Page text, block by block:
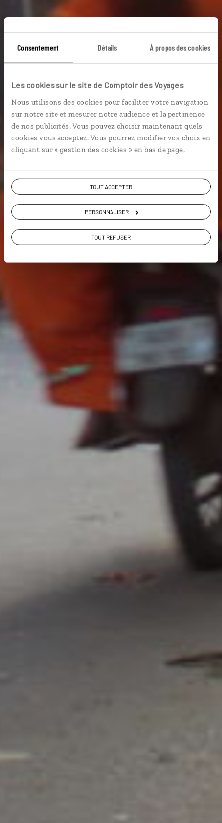
Consentement Détails À propos des cookies
Les cookies sur le site de Comptoir des Voyages
Nous utilisons des cookies pour faciliter votre navigation
sur notre site et mesurer notre audience et la pertinence
de nos publicités. Vous pouvez choisir maintenant quels
cookies vous acceptez. Vous pourrez modifier vos choix en
cliquant sur « gestion des cookies » en bas de page.
TOUT ACCEPTER
PERSONNALISER
TOUT REFUSER
Luciole
Pendant le voyage